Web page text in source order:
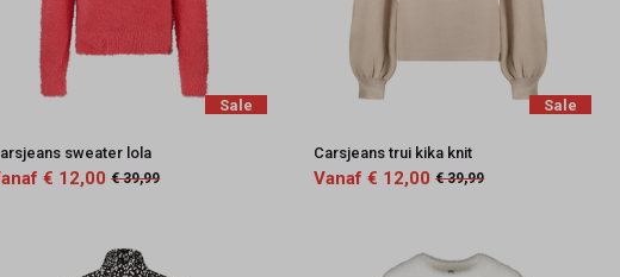
Sale
sweater lola
€ 12,00 € 39,99
Sale
Carsjeans trui kika knit
Vanaf € 12,00 € 39,99